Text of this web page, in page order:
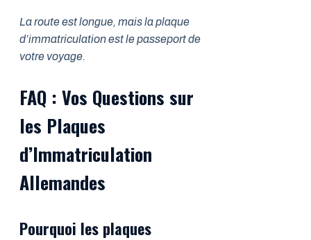
La route est longue, mais la plaque
d’immatriculation est le passeport de
votre voyage.
FAQ : Vos Questions sur
les Plaques
d’Immatriculation
Allemandes
Pourquoi les plaques